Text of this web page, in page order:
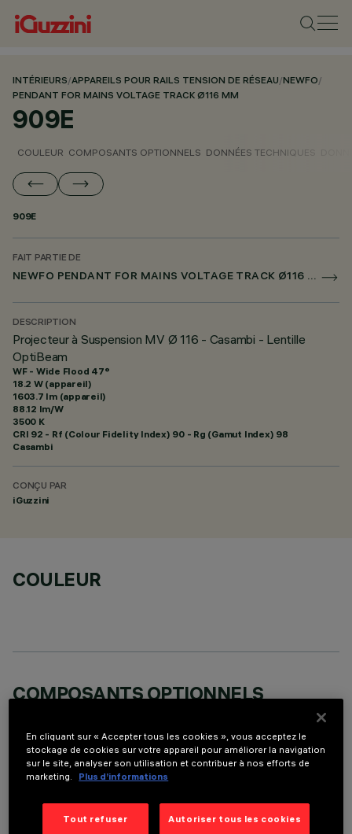
INTÉRIEURS/APPAREILS POUR RAILS TENSION DE RÉSEAU/NEWFO/
PENDANT FOR MAINS VOLTAGE TRACK Ø116 MM
909E
COULEUR COMPOSANTS OPTIONNELS DONNÉES TECHNIQUES
909E
FAIT PARTIE DE
NEWFO PENDANT FOR MAINS VOLTAGE TRACK Ø116 MM
DESCRIPTION
Projecteur à Suspension MV Ø 116 - Casambi - Lentille
OptiBeam
WF - Wide Flood 47°
18.2 W (appareil)
1603.7 lm (appareil)
88.12 lm/W
3500 K
CRI 92 - Rf (Colour Fidelity Index) 90 - Rg (Gamut Index) 98
Casambi
CONÇU PAR
iGuzzini
COULEUR
COMPOSANTS OPTIONNELS
DONNÉES TECHNIQUES
En cliquant sur « Accepter tous les cookies », vous acceptez le
stockage de cookies sur votre appareil pour améliorer la navigation
sur le site, analyser son utilisation et contribuer à nos efforts de
marketing.
Plus d’informations
Tout refuser Autoriser tous les cookies